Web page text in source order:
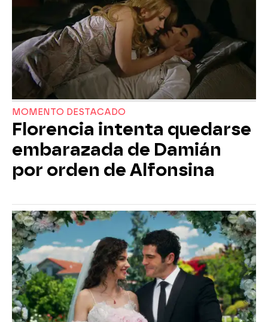
MOMENTO DESTACADO
Florencia intenta quedarse
embarazada de Damián
por orden de Alfonsina